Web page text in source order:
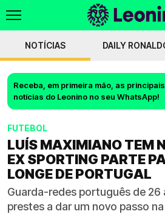
NOTÍCIAS DAILY
Receba, em primeira mão, as principais
notícias do Leonino no seu WhatsApp!
FUTEBOL
LUÍS MAXIMIANO TEM
EX SPORTING PARTE
LONGE DE PORTUGAL
Guarda-redes português de 26
prestes a dar um novo passo